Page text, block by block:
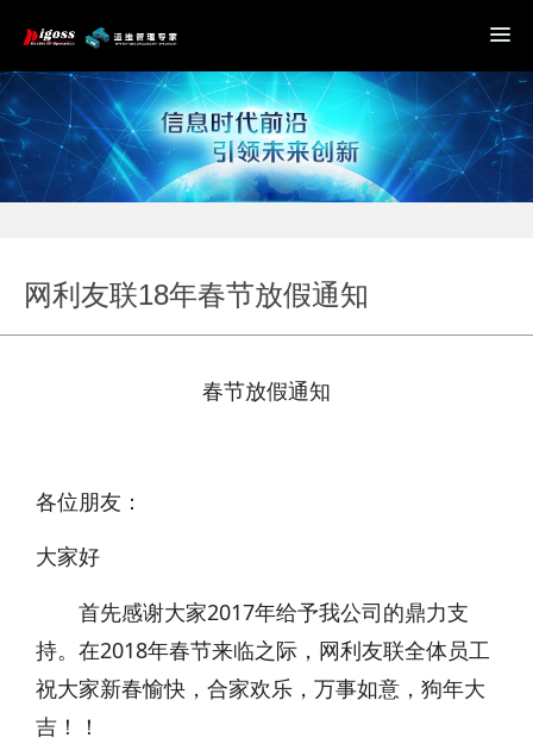
网利友联18年春节放假通知
春节放假通知
各位朋友：
大家好
首先感谢大家2017年给予我公司的鼎力支
持。在2018年春节来临之际，网利友联全体员工
祝大家新春愉快，合家欢乐，万事如意，狗年大
吉！！